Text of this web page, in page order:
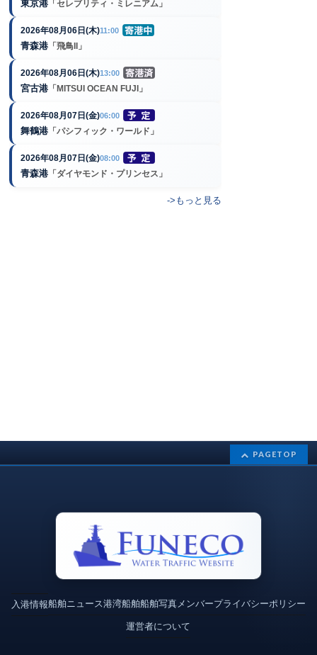
東京港 「セレブリティ・ミレニアム」
2026年08月06日(木)11:00
青森港 「飛鳥II」
2026年08月06日(木)13:00
宮古港 「MITSUI OCEAN FUJI」
2026年08月07日(金)06:00
舞鶴港 「パシフィック・ワールド」
2026年08月07日(金)08:00
青森港 「ダイヤモンド・プリンセス」
->もっと見る
PAGETOP
入港情報船舶ニュース港湾船舶船舶写真メンバープライバシーポリシー
運営者について